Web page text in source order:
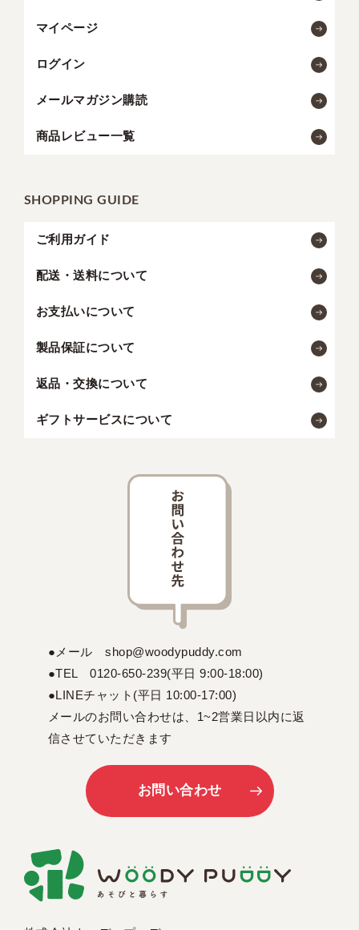
マイページ
ログイン
メールマガジン購読
商品レビュー一覧
SHOPPING GUIDE
ご利用ガイド
配送・送料について
お支払いについて
製品保証について
返品・交換について
ギフトサービスについて
●メール shop@woodypuddy.com
●TEL 0120-650-239(平日 9:00-18:00)
●LINEチャット(平日 10:00-17:00)
メールのお問い合わせは、1~2営業日以内に返
信させていただきます
お問い合わせ